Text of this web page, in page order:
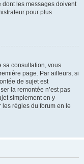
dont les messages doivent
pour plus
sa consultation, vous
page. Par ailleurs, si
de sujet est
la remontée n’est pas
simplement en y
règles du forum en le